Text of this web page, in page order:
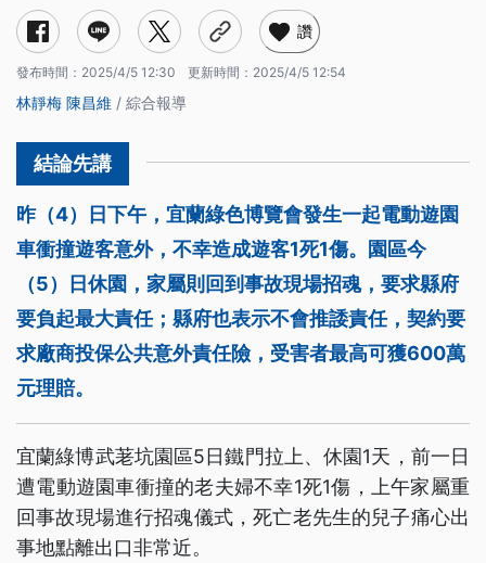
讚
發布時間： 2025/4/5 12:30 更新時間： 2025/4/5 12:54
林靜梅 陳昌維 / 綜合報導
昨（4）日下午，宜蘭綠色博覽會發生一起電動遊園
車衝撞遊客意外，不幸造成遊客1死1傷。園區今
（5）日休園，家屬則回到事故現場招魂，要求縣府
要負起最大責任；縣府也表示不會推諉責任，契約要
求廠商投保公共意外責任險，受害者最高可獲600萬
元理賠。
宜蘭綠博武荖坑園區5日鐵門拉上、休園1天，前一日
遭電動遊園車衝撞的老夫婦不幸1死1傷，上午家屬重
回事故現場進行招魂儀式，死亡老先生的兒子痛心出
事地點離出口非常近。